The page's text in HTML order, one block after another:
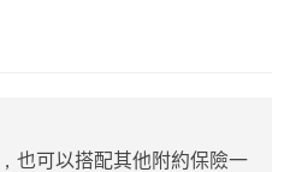
也可以搭配其他附約保險一